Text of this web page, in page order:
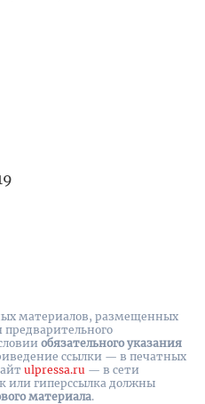
материалов, размещенных
предварительного
обязательного указания
ссылки — в печатных
ulpressa.ru — в сети
или гиперссылка должны
материала.